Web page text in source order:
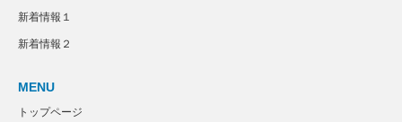
新着情報１
新着情報２
MENU
トップページ